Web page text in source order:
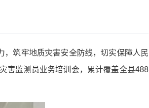
筑牢地质灾害安全防线，切实保障人民
害监测员业务培训会，累计覆盖全县488